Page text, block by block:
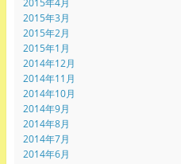
2015年3月
2015年2月
2015年1月
2014年12月
2014年11月
2014年10月
2014年9月
2014年8月
2014年7月
2014年6月